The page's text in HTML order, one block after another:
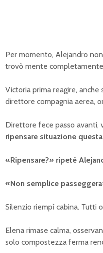
Per momento, Alejandro
trovò mente
Victoria prima reagire, anche
direttore compagnia aerea,
Direttore fece passo avanti,
ripensare situazione
«Ripensare?» ripeté
«Non semplice
Silenzio riempì cabina. Tutti
Elena rimase calma,
solo compostezza ferma